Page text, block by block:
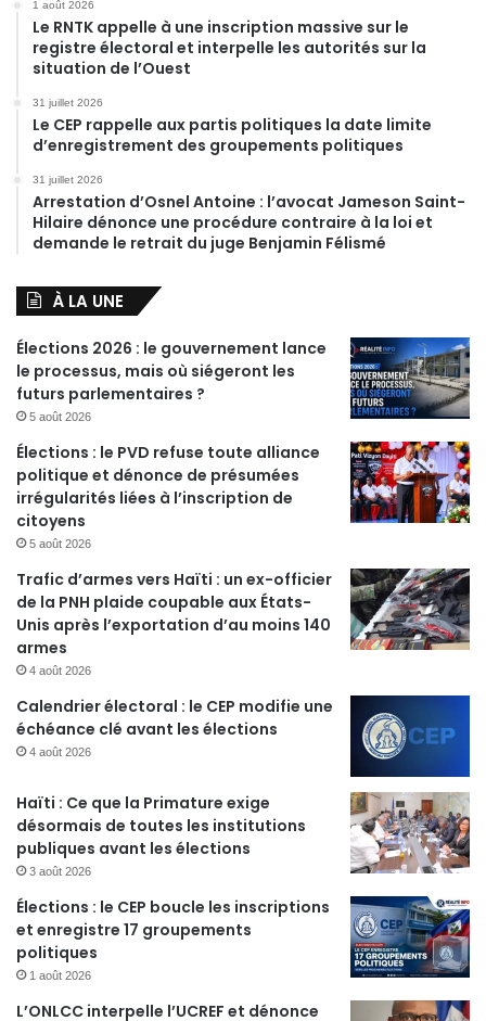
1 août 2026
Le RNTK appelle à une inscription massive sur le
registre électoral et interpelle les autorités sur la
situation de l’Ouest
31 juillet 2026
Le CEP rappelle aux partis politiques la date limite
d’enregistrement des groupements politiques
31 juillet 2026
Arrestation d’Osnel Antoine : l’avocat Jameson Saint-
Hilaire dénonce une procédure contraire à la loi et
demande le retrait du juge Benjamin Félismé
À LA UNE
Élections 2026 : le gouvernement lance
le processus, mais où siégeront les
futurs parlementaires ?
5 août 2026
Élections : le PVD refuse toute alliance
politique et dénonce de présumées
irrégularités liées à l’inscription de
citoyens
5 août 2026
Trafic d’armes vers Haïti : un ex-officier
de la PNH plaide coupable aux États-
Unis après l’exportation d’au moins 140
armes
4 août 2026
Calendrier électoral : le CEP modifie une
échéance clé avant les élections
4 août 2026
Haïti : Ce que la Primature exige
désormais de toutes les institutions
publiques avant les élections
3 août 2026
Élections : le CEP boucle les inscriptions
et enregistre 17 groupements
politiques
1 août 2026
L’ONLCC interpelle l’UCREF et dénonce